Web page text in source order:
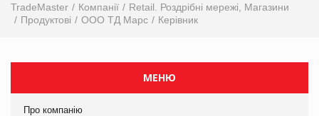
TradeMaster Компанії
Retail. Роздрібні мережі, Магазини
Продуктові
ООО ТД Марс Керівник
МЕНЮ
Про компанію